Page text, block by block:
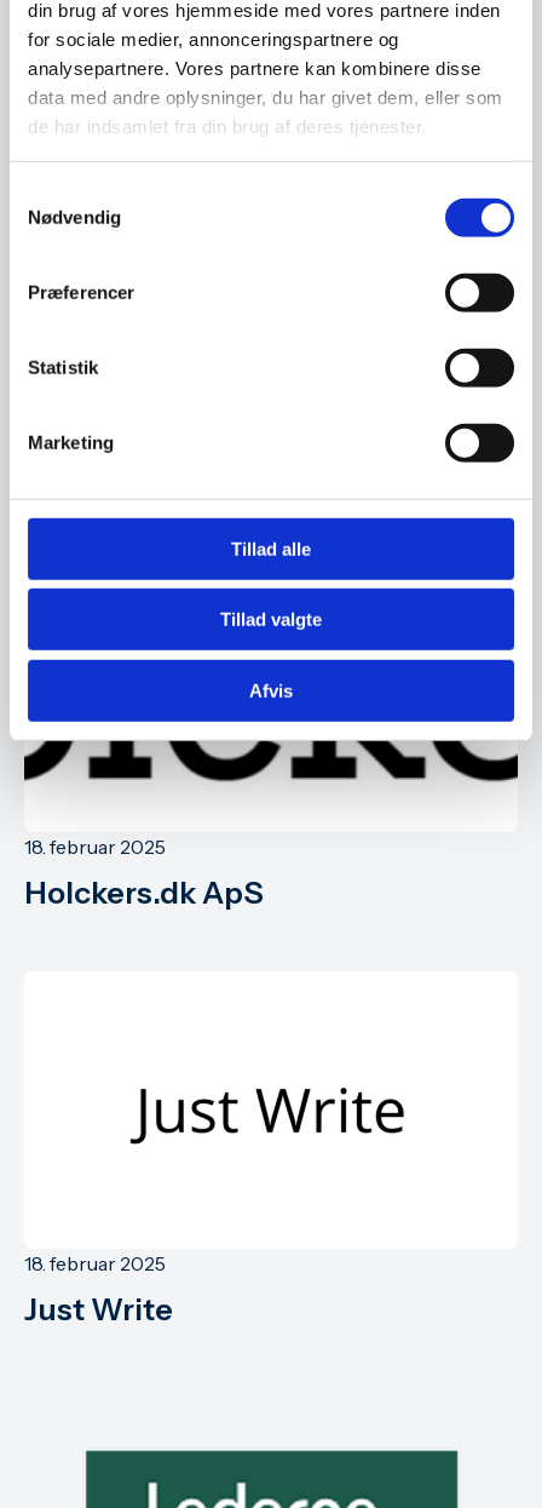
din brug af vores hjemmeside med vores partnere inden
for sociale medier, annonceringspartnere og
analysepartnere. Vores partnere kan kombinere disse
data med andre oplysninger, du har givet dem, eller som
de har indsamlet fra din brug af deres tjenester.
Nødvendig
Præferencer
Statistik
Marketing
Tillad alle
Tillad valgte
Afvis
SWECO
18. februar 2025
18. februar 2025
Holckers.dk ApS
18. februar 2025
Just Write
18. februar 2025